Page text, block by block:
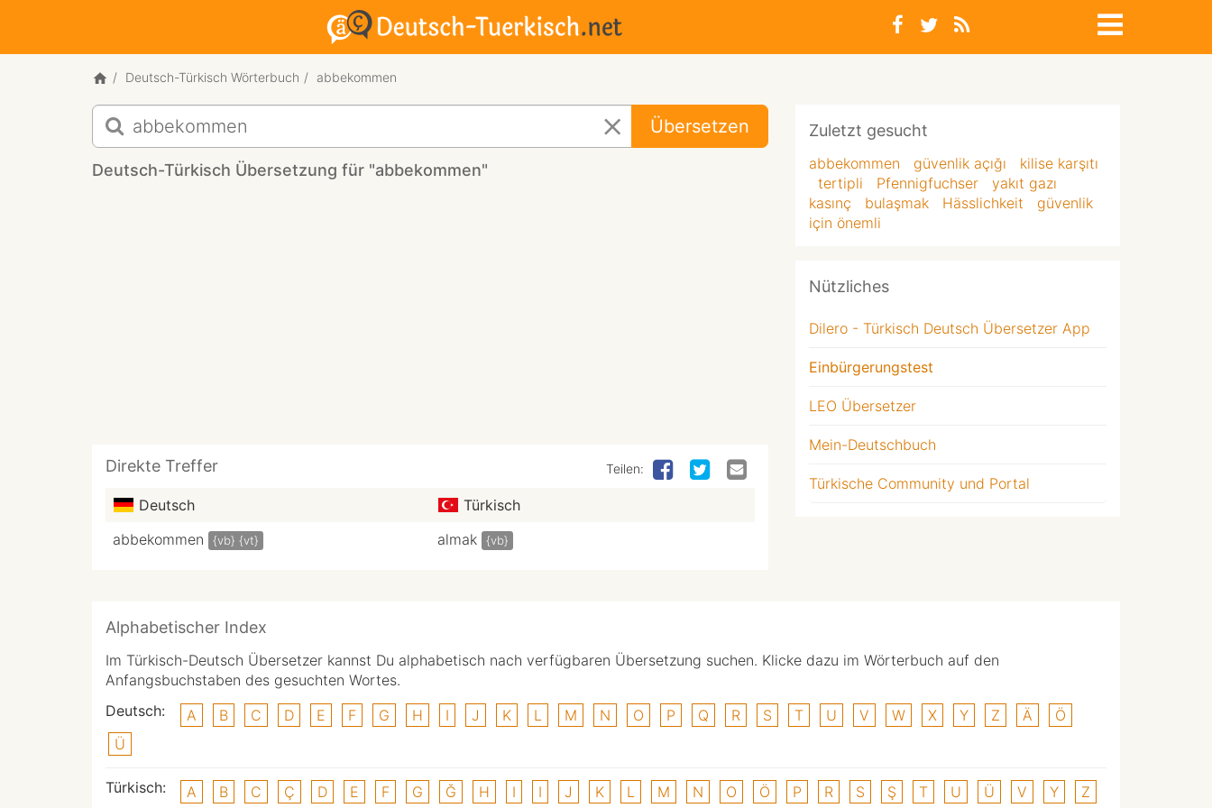
Deutsch-Türkisch Wörterbuch abbekommen
Deutsch-
Türkisch
Übersetzung
für
Übersetzen
Deutsch-Türkisch Übersetzung für "abbekommen"
Direkte Treffer Teilen:
Deutsch
Türkisch
abbekommen
{vb} {vt} almak {vb}
Zuletzt gesucht
abbekommen güvenlik açığı
kilise karşıtı
tertipli
Pfennigfuchser
yakıt gazı
kasınç
bulaşmak Hässlichkeit
güvenlik
için önemli
Nützliches
Dilero - Türkisch Deutsch Übersetzer App
Einbürgerungstest
LEO Übersetzer
Mein-Deutschbuch
Türkische Community und Portal
Alphabetischer Index
Im Türkisch-Deutsch Übersetzer kannst Du alphabetisch nach verfügbaren Übersetzung suchen. Klicke dazu im Wörterbuch auf den
Anfangsbuchstaben des gesuchten Wortes.
Deutsch:
A B C D E F G H I J K L M N O P Q R S T U V W X Y Z Ä
Ö
Ü
Türkisch: A B C Ç D E F G Ğ H I I J K L M N O Ö P R S Ş T U Ü V Y Z